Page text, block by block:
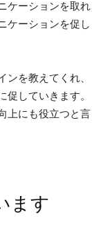
ケーションを取れ
ケーションを促し
を教えてくれ、
していきます。
上にも役立つと言
ます